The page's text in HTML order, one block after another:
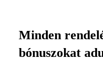
Minden
bónuszokat